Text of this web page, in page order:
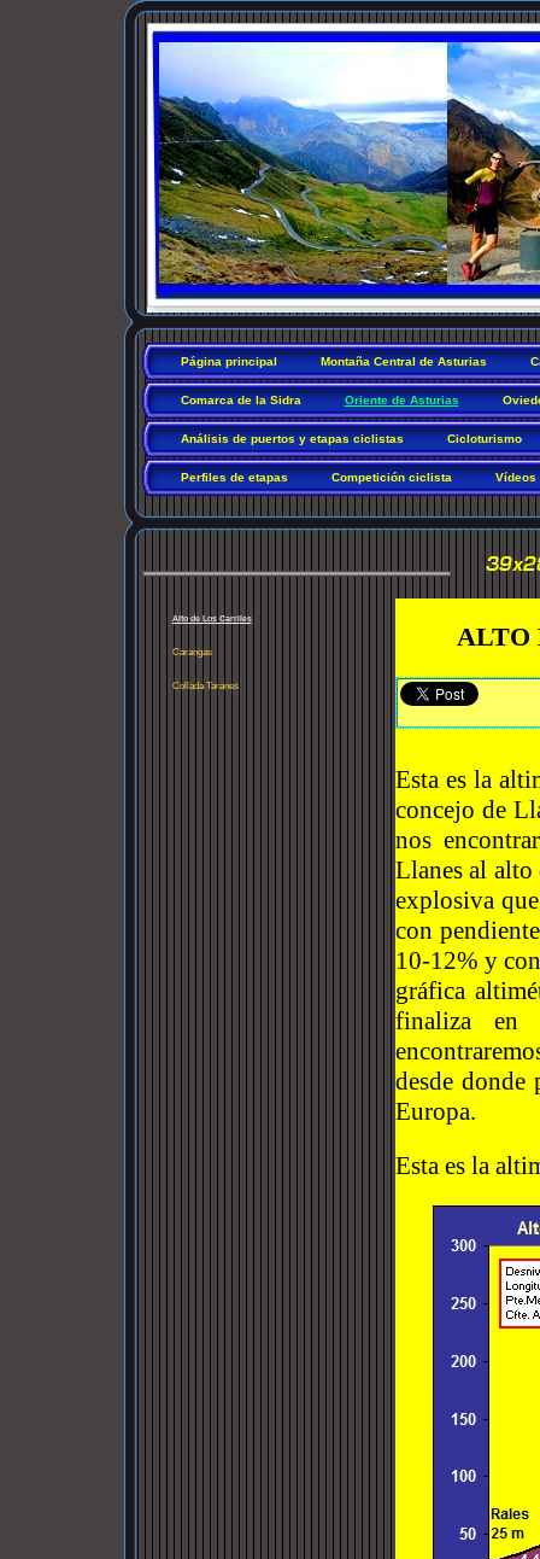
Página principal Montaña Central de Asturias
Comarca de la Sidra Oriente de Asturias
Análisis de puertos y etapas ciclistas Cicloturismo
Perfiles de etapas Competición ciclista Vídeos
Alto de Los Carriles
Carangas
Collada Taranes
ALTO
Esta es la
concejo de
nos
Llanes al
explosiva
con
10-12% y
gráfica
finaliza en
desde donde
Europa.
Esta es la